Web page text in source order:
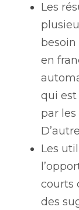
Les
besoin
en
qui
par
Les
courts
des